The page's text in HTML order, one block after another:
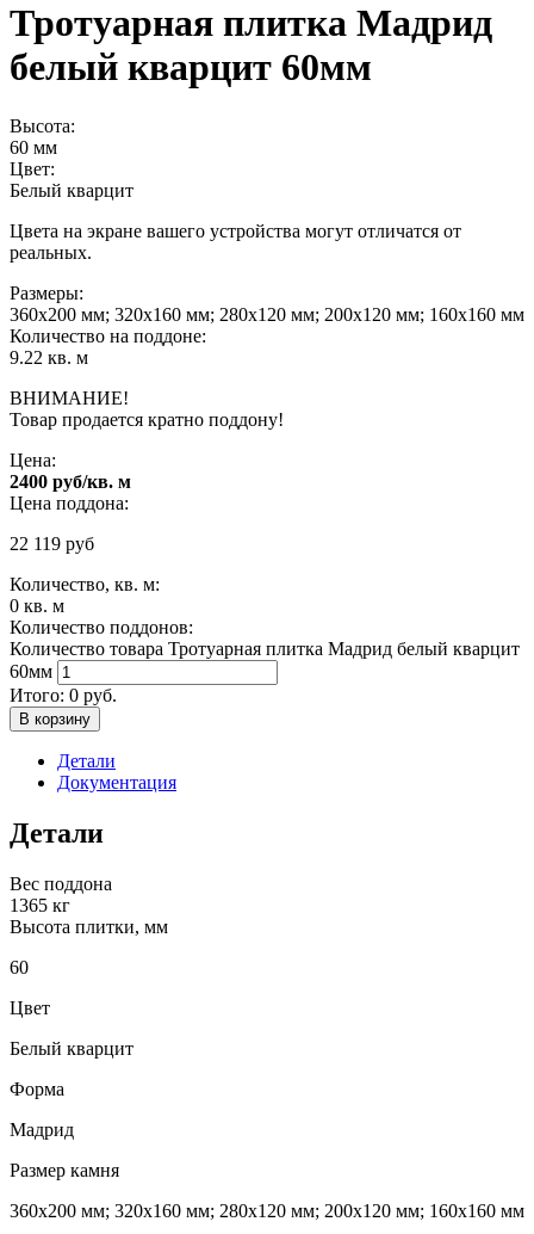
Тротуарная плитка Мадрид
белый кварцит 60мм
Высота:
60 мм
Цвет:
Белый кварцит
Цвета на экране вашего устройства могут отличатся от
реальных.
Размеры:
360х200 мм; 320х160 мм; 280х120 мм; 200х120 мм; 160х160 мм
Количество на поддоне:
9.22 кв. м
ВНИМАНИЕ!
Товар продается кратно поддону!
Цена:
2400 руб/кв. м
Цена поддона:
22 119 руб
Количество, кв. м:
0 кв. м
Количество поддонов:
Количество товара Тротуарная плитка Мадрид белый кварцит
60мм
Итого: 0 руб.
В корзину
Детали
Документация
Детали
Вес поддона
1365 кг
Высота плитки, мм
60
Цвет
Белый кварцит
Форма
Мадрид
Размер камня
360х200 мм; 320х160 мм; 280х120 мм; 200х120 мм; 160х160 мм